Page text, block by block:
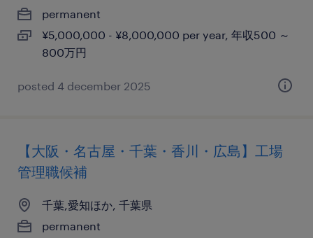
permanent
¥5,000,000 - ¥8,000,000 per year, 年収500 ～
800万円
posted 4 december 2025
【大阪・名古屋・千葉・香川・広島】工場
管理職候補
千葉,愛知ほか, 千葉県
permanent